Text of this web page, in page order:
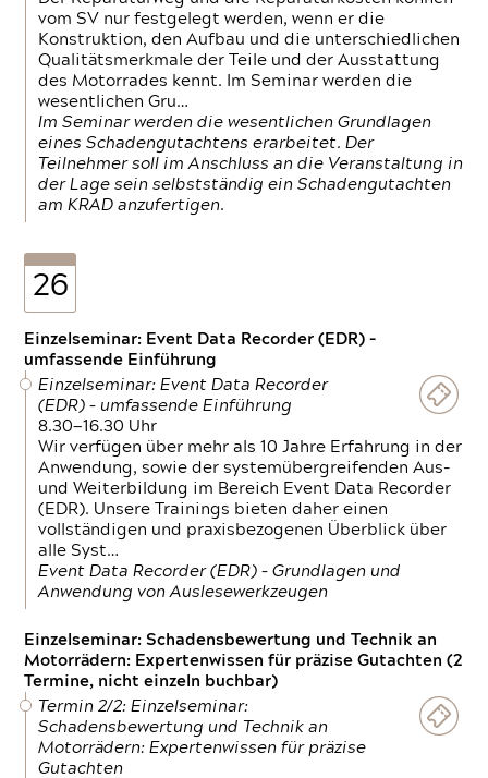
vom SV nur festgelegt werden, wenn er die
Konstruktion, den Aufbau und die unterschiedlichen
Qualitätsmerkmale der Teile und der Ausstattung
des Motorrades kennt. Im Seminar werden die
wesentlichen Gru…
Im Seminar werden die wesentlichen Grundlagen
eines Schadengutachtens erarbeitet. Der
Teilnehmer soll im Anschluss an die Veranstaltung in
der Lage sein selbstständig ein Schadengutachten
am KRAD anzufertigen.
26
Einzelseminar: Event Data Recorder (EDR) –
umfassende Einführung
Einzelseminar: Event Data Recorder
(EDR) – umfassende Einführung
8.30—16.30 Uhr
Wir verfügen über mehr als 10 Jahre Erfahrung in der
Anwendung, sowie der systemübergreifenden Aus-
und Weiterbildung im Bereich Event Data Recorder
(EDR). Unsere Trainings bieten daher einen
vollständigen und praxisbezogenen Überblick über
alle Syst…
Event Data Recorder (EDR) – Grundlagen und
Anwendung von Auslesewerkzeugen
Einzelseminar: Schadensbewertung und Technik an
Motorrädern: Expertenwissen für präzise Gutachten (2
Termine, nicht einzeln buchbar)
Termin 2/2: Einzelseminar:
Schadensbewertung und Technik an
Motorrädern: Expertenwissen für präzise
Gutachten